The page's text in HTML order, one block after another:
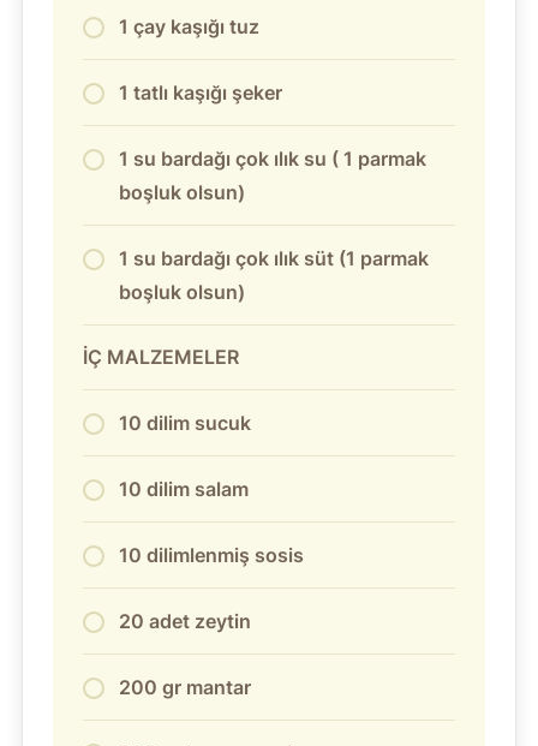
1 çay kaşığı tuz
1 tatlı kaşığı şeker
1 su bardağı çok ılık su ( 1 parmak
boşluk olsun)
1 su bardağı çok ılık süt (1 parmak
boşluk olsun)
İÇ MALZEMELER
10 dilim sucuk
10 dilim salam
10 dilimlenmiş sosis
20 adet zeytin
200 gr mantar